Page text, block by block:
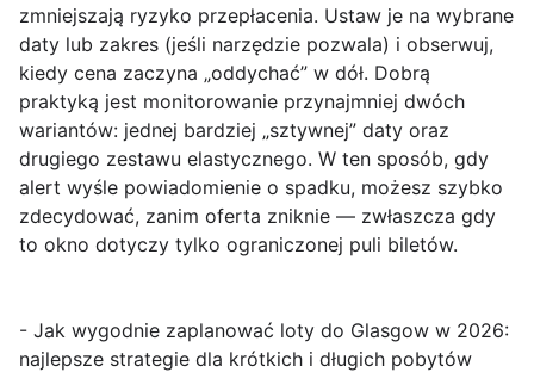
zmniejszają ryzyko przepłacenia. Ustaw je na wybrane
daty lub zakres (jeśli narzędzie pozwala) i obserwuj,
kiedy cena zaczyna „oddychać” w dół. Dobrą
praktyką jest monitorowanie przynajmniej dwóch
wariantów: jednej bardziej „sztywnej” daty oraz
drugiego zestawu elastycznego. W ten sposób, gdy
alert wyśle powiadomienie o spadku, możesz szybko
zdecydować, zanim oferta zniknie — zwłaszcza gdy
to okno dotyczy tylko ograniczonej puli biletów.
- Jak wygodnie zaplanować loty do Glasgow w 2026:
najlepsze strategie dla krótkich i długich pobytów